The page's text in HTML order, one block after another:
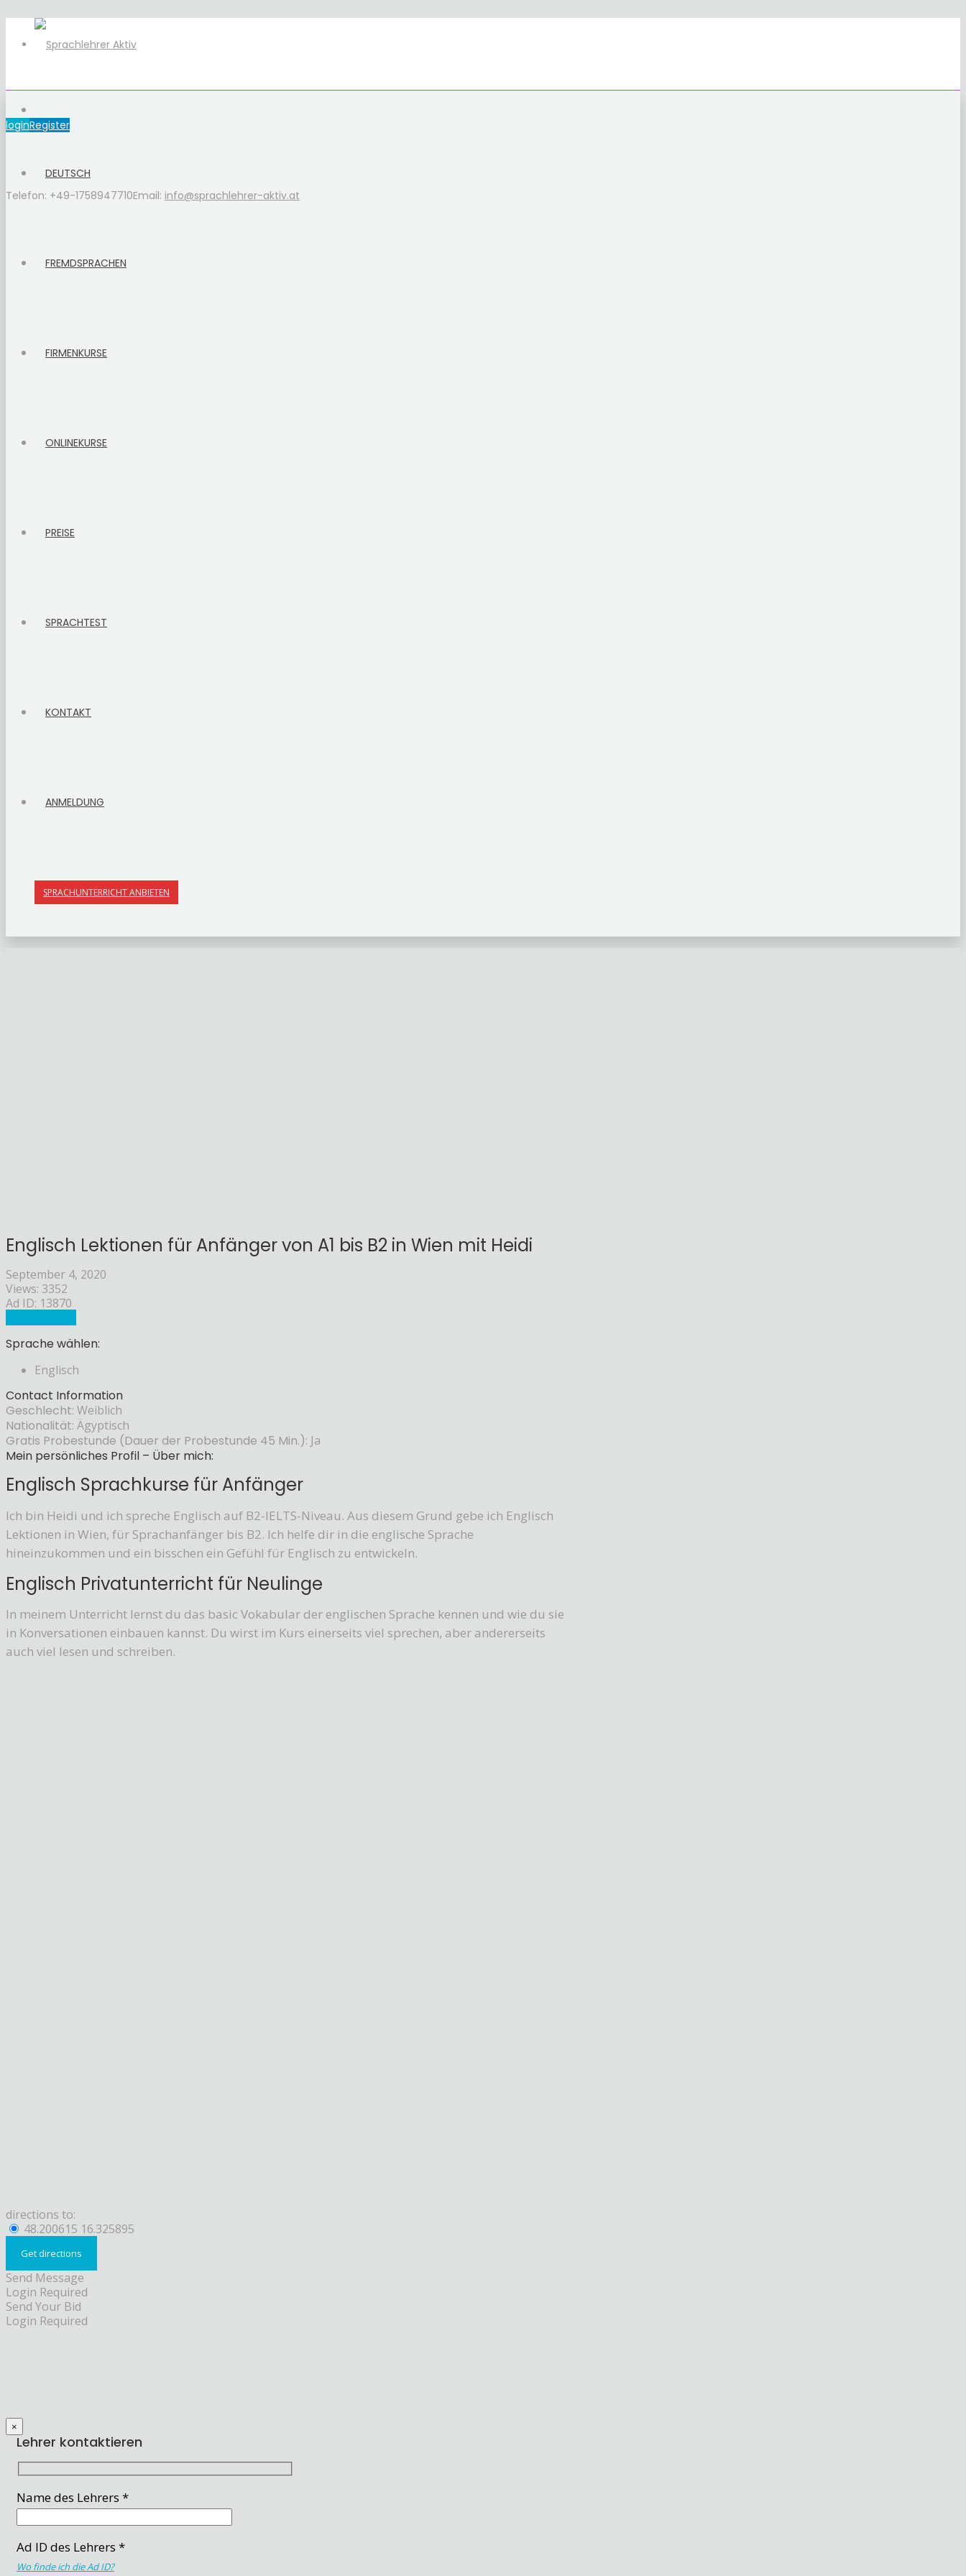
loginRegister
Telefon: +49-1758947710Email: info@sprachlehrer-aktiv.at
DEUTSCH
FREMDSPRACHEN
FIRMENKURSE
ONLINEKURSE
PREISE
SPRACHTEST
KONTAKT
ANMELDUNG
SPRACHUNTERRICHT ANBIETEN
Englisch Lektionen für Anfänger von A1 bis B2 in Wien mit Heidi
September 4, 2020
Views: 3352
Ad ID: 13870
Sprache wählen:
Englisch
Contact Information
Geschlecht: Weiblich
Nationalität: Ägyptisch
Gratis Probestunde (Dauer der Probestunde 45 Min.): Ja
Mein persönliches Profil – Über mich:
Englisch Sprachkurse für Anfänger
Ich bin Heidi und ich spreche Englisch auf B2-IELTS-Niveau. Aus diesem Grund gebe ich Englisch
Lektionen in Wien, für Sprachanfänger bis B2. Ich helfe dir in die englische Sprache
hineinzukommen und ein bisschen ein Gefühl für Englisch zu entwickeln.
Englisch Privatunterricht für Neulinge
In meinem Unterricht lernst du das basic Vokabular der englischen Sprache kennen und wie du sie
in Konversationen einbauen kannst. Du wirst im Kurs einerseits viel sprechen, aber andererseits
auch viel lesen und schreiben.
directions to:
48.200615 16.325895
Send Message
Login Required
Send Your Bid
Login Required
×
Lehrer kontaktieren
Name des Lehrers *
Ad ID des Lehrers *
Wo finde ich die Ad ID?